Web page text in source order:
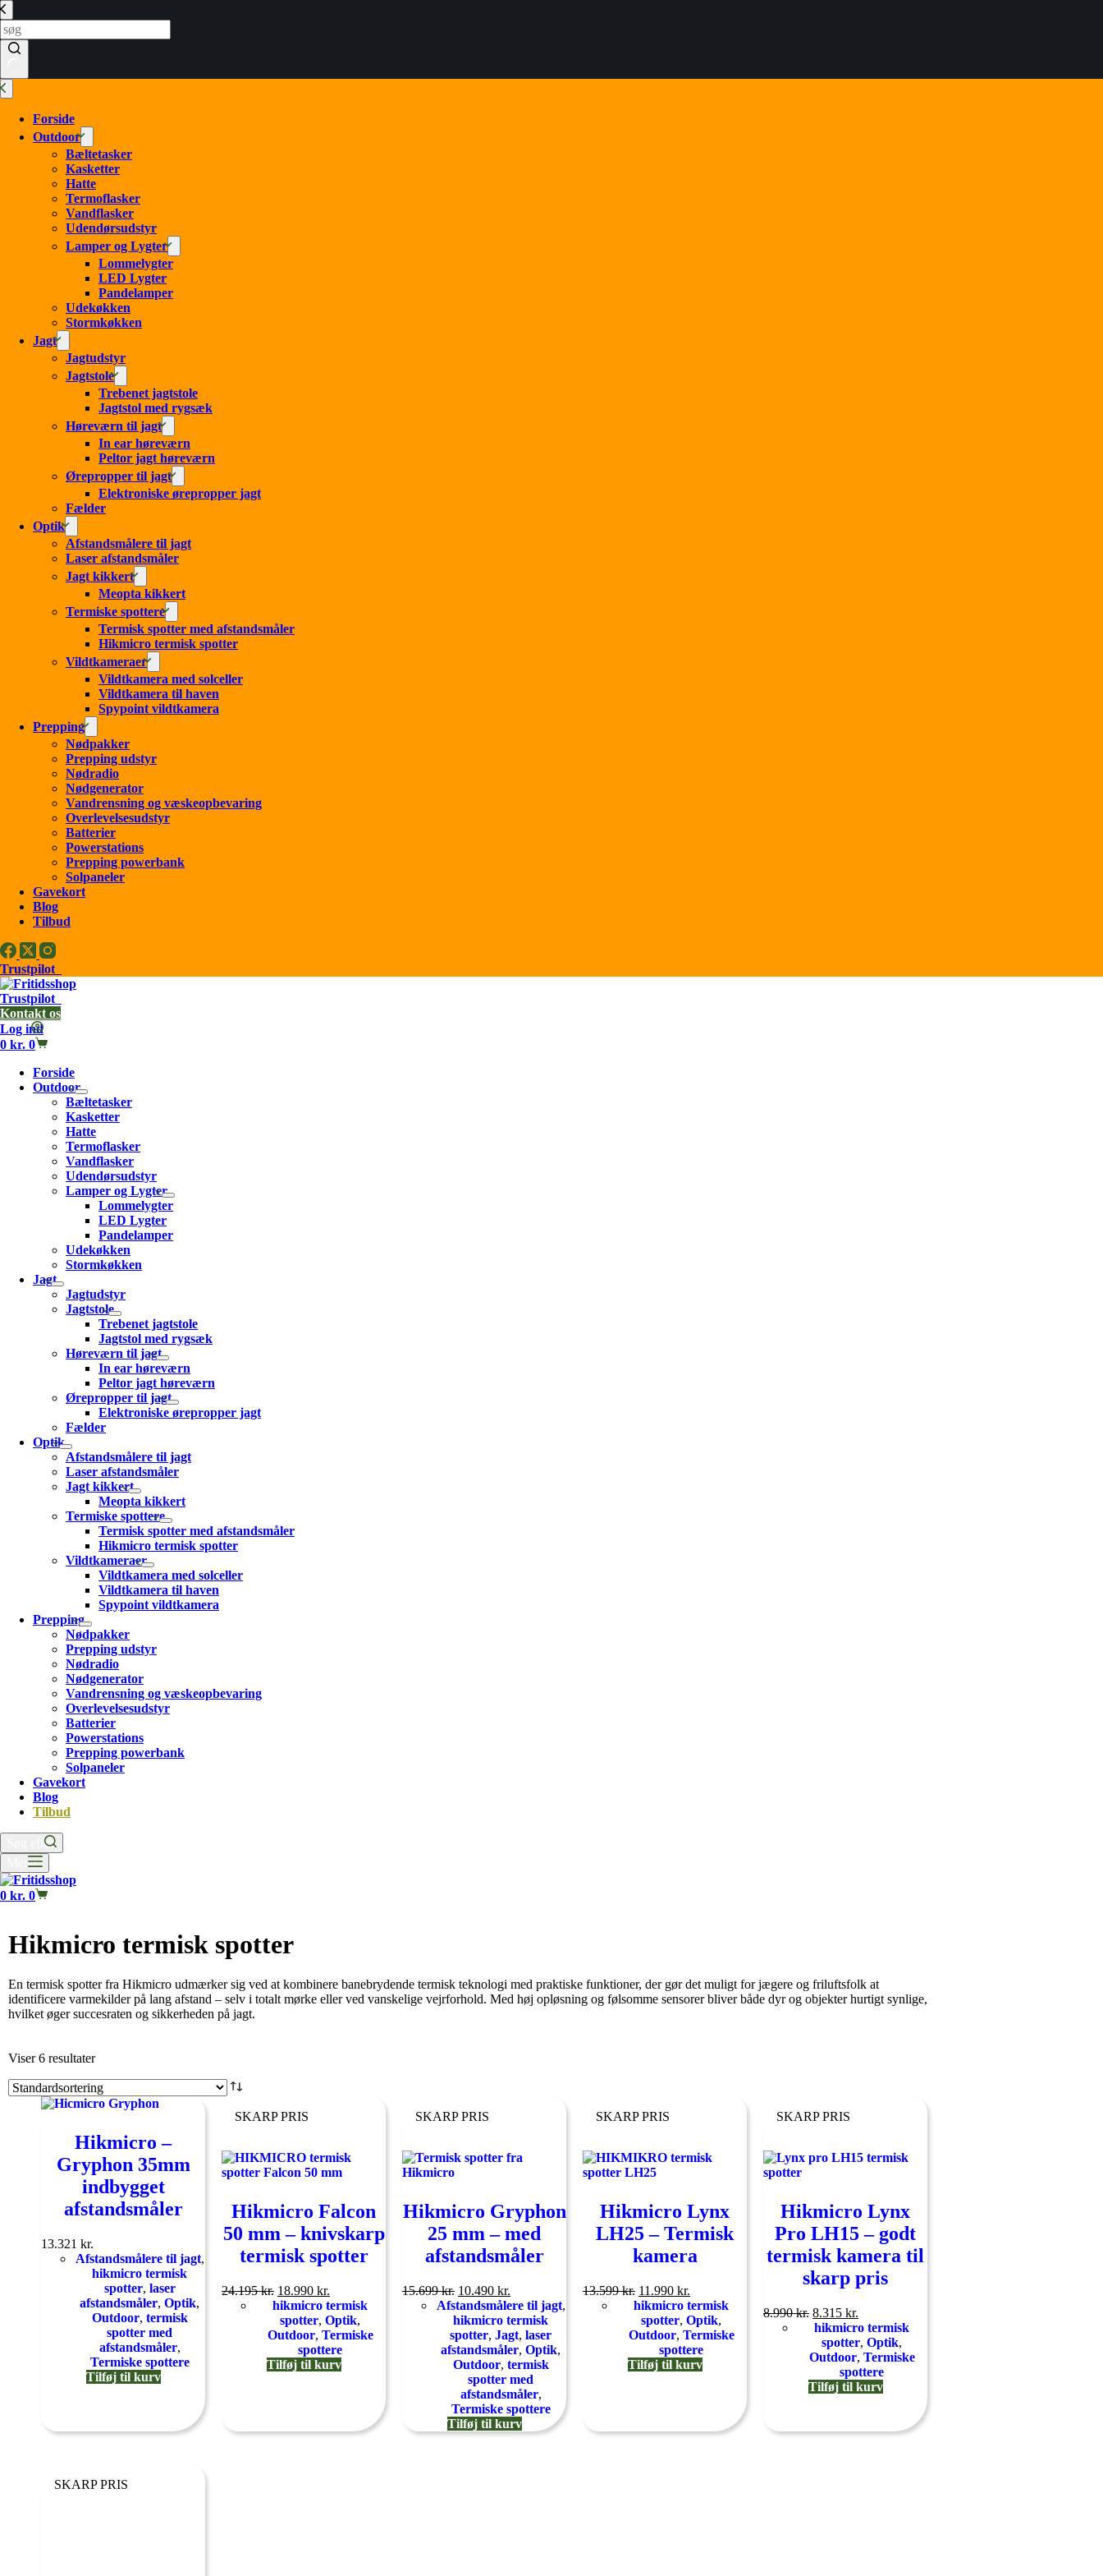
Forside
Outdoor
Bæltetasker
Kasketter
Hatte
Termoflasker
Vandflasker
Udendørsudstyr
Lamper og Lygter
Lommelygter
LED Lygter
Pandelamper
Udekøkken
Stormkøkken
Jagt
Jagtudstyr
Jagtstole
Trebenet jagtstole
Jagtstol med rygsæk
Høreværn til jagt
In ear høreværn
Peltor jagt høreværn
Ørepropper til jagt
Elektroniske ørepropper jagt
Fælder
Optik
Afstandsmålere til jagt
Laser afstandsmåler
Jagt kikkert
Meopta kikkert
Termiske spottere
Termisk spotter med afstandsmåler
Hikmicro termisk spotter
Vildtkameraer
Vildtkamera med solceller
Vildtkamera til haven
Spypoint vildtkamera
Prepping
Nødpakker
Prepping udstyr
Nødradio
Nødgenerator
Vandrensning og væskeopbevaring
Overlevelsesudstyr
Batterier
Powerstations
Prepping powerbank
Solpaneler
Gavekort
Blog
Tilbud
Trustpilot
Trustpilot
Kontakt os
Log ind
0 kr. 0
Forside
Outdoor
Bæltetasker
Kasketter
Hatte
Termoflasker
Vandflasker
Udendørsudstyr
Lamper og Lygter
Lommelygter
LED Lygter
Pandelamper
Udekøkken
Stormkøkken
Jagt
Jagtudstyr
Jagtstole
Trebenet jagtstole
Jagtstol med rygsæk
Høreværn til jagt
In ear høreværn
Peltor jagt høreværn
Ørepropper til jagt
Elektroniske ørepropper jagt
Fælder
Optik
Afstandsmålere til jagt
Laser afstandsmåler
Jagt kikkert
Meopta kikkert
Termiske spottere
Termisk spotter med afstandsmåler
Hikmicro termisk spotter
Vildtkameraer
Vildtkamera med solceller
Vildtkamera til haven
Spypoint vildtkamera
Prepping
Nødpakker
Prepping udstyr
Nødradio
Nødgenerator
Vandrensning og væskeopbevaring
Overlevelsesudstyr
Batterier
Powerstations
Prepping powerbank
Solpaneler
Gavekort
Blog
Tilbud
Søg efter
Menu
0 kr. 0
Hikmicro termisk spotter
En termisk spotter fra Hikmicro udmærker sig ved at kombinere banebrydende termisk teknologi med praktiske funktioner, der gør det muligt for jægere og friluftsfolk at
identificere varmekilder på lang afstand – selv i totalt mørke eller ved vanskelige vejrforhold. Med høj opløsning og følsomme sensorer bliver både dyr og objekter hurtigt synlige,
hvilket øger succesraten og sikkerheden på jagt.
Viser 6 resultater
Hikmicro –
Gryphon 35mm
indbygget
afstandsmåler
13.321 kr.
Afstandsmålere til jagt,
hikmicro termisk
spotter, laser
afstandsmåler, Optik,
Outdoor, termisk
spotter med
afstandsmåler,
Termiske spottere
Tilføj til kurv
SKARP PRIS
Hikmicro Falcon
50 mm – knivskarp
termisk spotter
24.195kr. 18.990 kr.
hikmicro termisk
spotter, Optik,
Outdoor, Termiske
spottere
Tilføj til kurv
SKARP PRIS
Hikmicro Gryphon
25 mm – med
afstandsmåler
15.699kr. 10.490 kr.
Afstandsmålere til jagt,
hikmicro termisk
spotter, Jagt, laser
afstandsmåler, Optik,
Outdoor, termisk
spotter med
afstandsmåler,
Termiske spottere
Tilføj til kurv
SKARP PRIS
Hikmicro Lynx
LH25 – Termisk
kamera
13.599kr. 11.990 kr.
hikmicro termisk
spotter, Optik,
Outdoor, Termiske
spottere
Tilføj til kurv
SKARP PRIS
Hikmicro Lynx
Pro LH15 – godt
termisk kamera til
skarp pris
8.990kr. 8.315 kr.
hikmicro termisk
spotter, Optik,
Outdoor, Termiske
spottere
Tilføj til kurv
SKARP PRIS